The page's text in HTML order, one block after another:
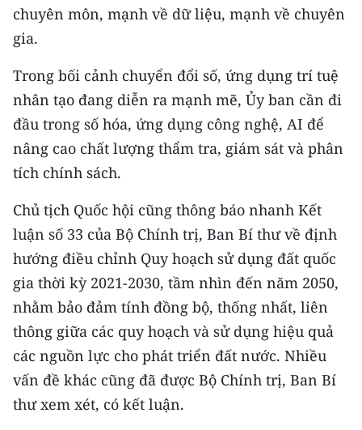
chuyên môn, mạnh về dữ liệu, mạnh về chuyên
gia.
Trong bối cảnh chuyển đổi số, ứng dụng trí tuệ
nhân tạo đang diễn ra mạnh mẽ, Ủy ban cần đi
đầu trong số hóa, ứng dụng công nghệ, AI để
nâng cao chất lượng thẩm tra, giám sát và phân
tích chính sách.
Chủ tịch Quốc hội cũng thông báo nhanh Kết
luận số 33 của Bộ Chính trị, Ban Bí thư về định
hướng điều chỉnh Quy hoạch sử dụng đất quốc
gia thời kỳ 2021-2030, tầm nhìn đến năm 2050,
nhằm bảo đảm tính đồng bộ, thống nhất, liên
thông giữa các quy hoạch và sử dụng hiệu quả
các nguồn lực cho phát triển đất nước. Nhiều
vấn đề khác cũng đã được Bộ Chính trị, Ban Bí
thư xem xét, có kết luận.